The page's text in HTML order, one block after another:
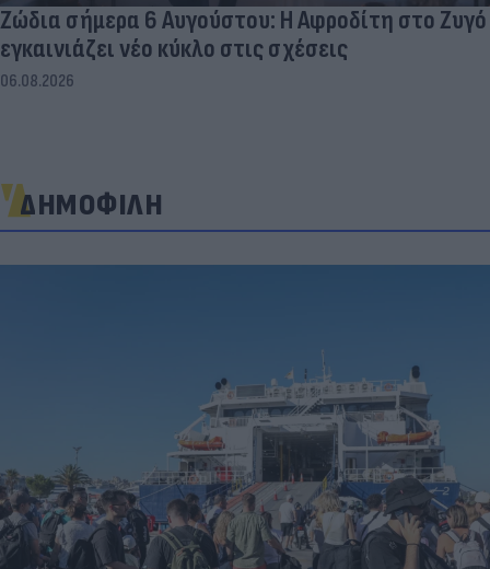
Ζώδια σήμερα 6 Αυγούστου: Η Αφροδίτη στο Ζυγό
εγκαινιάζει νέο κύκλο στις σχέσεις
06.08.2026
ΔΗΜΟΦΙΛΗ